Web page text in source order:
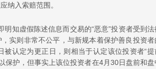
纳入索赔范围。
知虚假陈述信息而交易的“恶意”投资者受到法
实则非常不公平，与新规本着保护善良投资者
认定为更正日，则相当于认定该位投资者“提
保护，但事实上该位投资者在4月30日盘前和盘